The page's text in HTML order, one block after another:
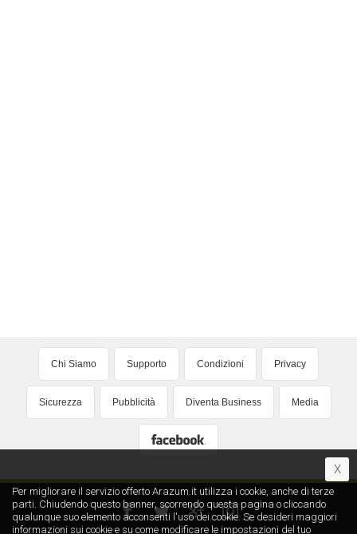
Chi Siamo Supporto Condizioni Privacy
Sicurezza Pubblicità Diventa Business Media
Per migliorare il servizio offerto Arazum.it utilizza i cookie, anche di terze
parti. Chiudendo questo banner, scorrendo questa pagina o cliccando
qualunque suo elemento acconsenti l′uso dei cookie. Se desideri maggiori
informazioni sui cookie e su come modificare le impostazioni del tuo
X